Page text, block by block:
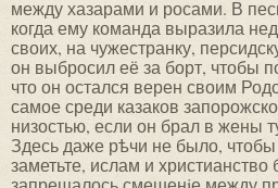
между хазарами и росами. В
когда ему команда выразила
своих, на чужестранку,
он выбросил её за борт, чтобы
что он остался верен своим
самое среди казаков
низостью, если он брал в жены
Здесь даже рѣчи не было,
заметьте, ислам и христианство